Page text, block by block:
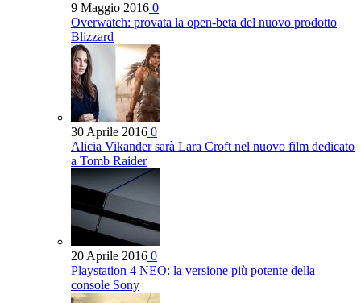
9 Maggio 2016 0
Overwatch: provata la open-beta del nuovo prodotto
Blizzard
30 Aprile 2016 0
Alicia Vikander sarà Lara Croft nel nuovo film dedicato
a Tomb Raider
20 Aprile 2016 0
Playstation 4 NEO: la versione più potente della
console Sony